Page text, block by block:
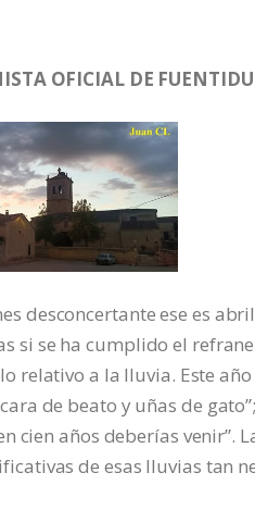
OFICIAL DE
desconcertante ese es
si se ha cumplido el
relativo a la lluvia. Este
de beato y uñas de
cien años deberías venir”.
de esas lluvias tan